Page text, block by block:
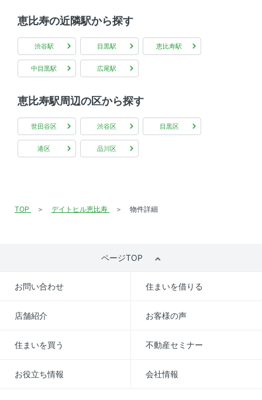
恵比寿の近隣駅から探す
渋谷駅 目黒駅 恵比寿駅
中目黒駅 広尾駅
恵比寿駅周辺の区から探す
世田谷区 渋谷区 目黒区
港区 品川区
TOP デイトヒル恵比寿 物件詳細
ページTOP
お問い合わせ 住まいを借りる
店舗紹介 お客様の声
住まいを買う 不動産セミナー
お役立ち情報 会社情報